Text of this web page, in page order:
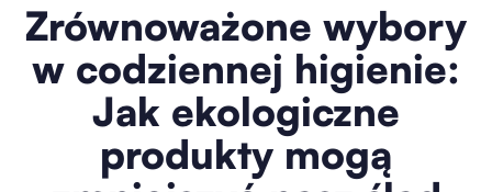
Zrównoważone wybory
w codziennej higienie:
Jak ekologiczne
produkty mogą